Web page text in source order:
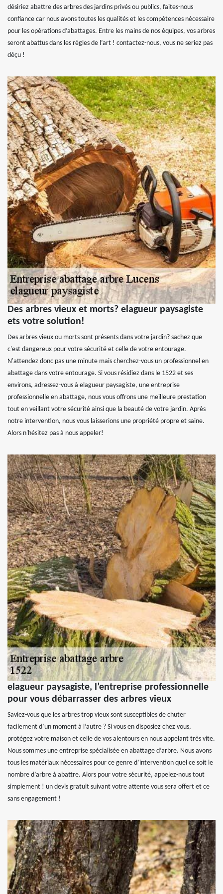
désiriez abattre des arbres des jardins privés ou publics, faites-nous
confiance car nous avons toutes les qualités et les compétences nécessaire
pour les opérations d’abattages. Entre les mains de nos équipes, vos arbres
seront abattus dans les règles de l’art ! contactez-nous, vous ne seriez pas
déçu !
Des arbres vieux et morts? elagueur paysagiste
ets votre solution!
Des arbres vieux ou morts sont présents dans votre jardin? sachez que
c'est dangereux pour votre sécurité et celle de votre entourage.
N'attendez donc pas une minute mais cherchez-vous un professionnel en
abattage dans votre entourage. Si vous résidiez dans le 1522 et ses
environs, adressez-vous à elagueur paysagiste, une entreprise
professionnelle en abattage, nous vous offrons une meilleure prestation
tout en veillant votre sécurité ainsi que la beauté de votre jardin. Après
notre intervention, nous vous laisserions une propriété propre et saine.
Alors n'hésitez pas à nous appeler!
elagueur paysagiste, l’entreprise professionnelle
pour vous débarrasser des arbres vieux
Saviez-vous que les arbres trop vieux sont susceptibles de chuter
facilement d’un moment à l’autre ? Si vous en disposiez chez vous,
protégez votre maison et celle de vos alentours en nous appelant très vite.
Nous sommes une entreprise spécialisée en abattage d’arbre. Nous avons
tous les matériaux nécessaires pour ce genre d’intervention quel ce soit le
nombre d’arbre à abattre. Alors pour votre sécurité, appelez-nous tout
simplement ! un devis gratuit suivant votre attente vous sera offert et ce
sans engagement !